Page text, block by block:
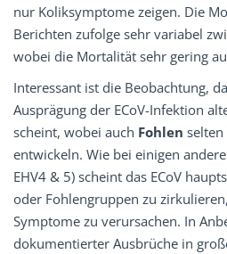
nur Koliksymptome zeigen. Die
Berichten zufolge sehr variabel
wobei die Mortalität sehr gering
Interessant ist die Beobachtung,
Ausprägung der ECoV-Infektion
scheint, wobei auch Fohlen
entwickeln. Wie bei einigen
EHV4 & 5) scheint das ECoV
oder Fohlengruppen zu
Symptome zu verursachen. In
dokumentierter Ausbrüche in